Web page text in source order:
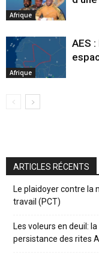
Afrique
Afrique
AES
ARTICLES RÉCENTS
Le plaidoyer contre la
travail (PCT)
Les voleurs en deuil:
persistance des rites